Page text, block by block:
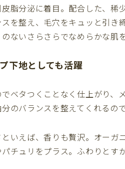
脂分泌に着目。配合した、稀
を整え、毛穴をキュッと引き
ないさらさらでなめらかな肌
下地としても活躍
ベタつくことなく仕上がり、
のバランスを整えてくれるの
いえば、香りも贅沢。オーガ
パチュリをプラス。ふわりとす